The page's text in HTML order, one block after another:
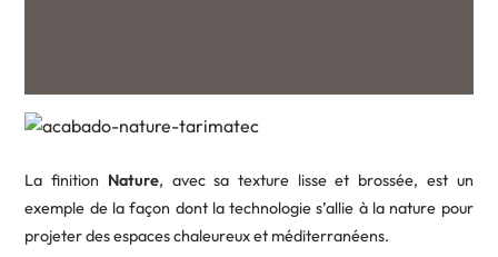
La finition Nature, avec sa texture lisse et brossée, est un
exemple de la façon dont la technologie s’allie à la nature pour
projeter des espaces chaleureux et méditerranéens.